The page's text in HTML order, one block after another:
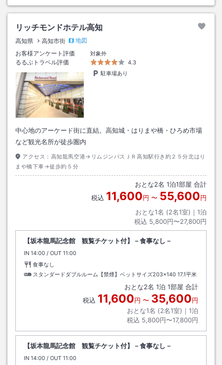
リッチモンドホテル高知
高知県 高知市街
地図
お客様アンケート評価
対象外
るるぶトラベル評価
4.3
駐車場あり
中心地のアーケード街に直結。高知城・はりまや橋・ひろめ市場
など観光名所が徒歩圏内
アクセス： 高知龍馬空港→リムジンバスＪＲ高知駅行き約２５分北はり
まや橋下車→徒歩約５分
おとな2名 1泊1部屋 合計
税込 11,600円 〜 55,600円
おとな1名 (2名1室)｜ 1泊
税込 5,800円〜27,800円
【坂本龍馬記念館 観覧チケット付】－食事なし－
IN チェックイン
14:00 / OUT チェックアウト
11:00
食事なし
スタンダードダブルルーム【禁煙】ベットサイズ203×140 17.1平米
おとな2名 1泊 1部屋 合計
税込 11,600円 〜 35,600円
おとな1名 (2名1室)｜ 1泊
税込 5,800円〜17,800円
【坂本龍馬記念館 観覧チケット付】－食事なし－
IN チェックイン
14:00 / OUT チェックアウト
11:00